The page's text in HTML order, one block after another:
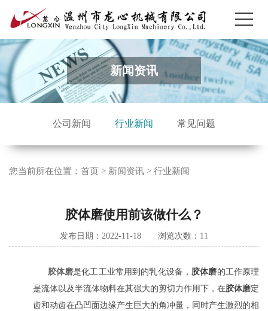
新闻资讯
公司新闻 行业新闻 常见问题
您当前所在位置： 首页 > 新闻资讯 > 行业新闻
胶体磨使用前该做什么？
发布日期：2022-11-18 浏览次数： 11
胶体磨是化工工业常用到的乳化设备， 胶体磨的工作原理
是流体以及半流体物料在其强大的剪切力作用下，在胶体磨定
齿和动齿在凸凹面边缘产生巨大的角冲量，同时产生激烈的相